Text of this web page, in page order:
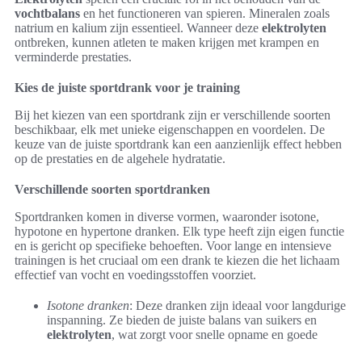
vochtbalans en het functioneren van spieren. Mineralen zoals
natrium en kalium zijn essentieel. Wanneer deze elektrolyten
ontbreken, kunnen atleten te maken krijgen met krampen en
verminderde prestaties.
Kies de juiste sportdrank voor je training
Bij het kiezen van een sportdrank zijn er verschillende soorten
beschikbaar, elk met unieke eigenschappen en voordelen. De
keuze van de juiste sportdrank kan een aanzienlijk effect hebben
op de prestaties en de algehele hydratatie.
Verschillende soorten sportdranken
Sportdranken komen in diverse vormen, waaronder isotone,
hypotone en hypertone dranken. Elk type heeft zijn eigen functie
en is gericht op specifieke behoeften. Voor lange en intensieve
trainingen is het cruciaal om een drank te kiezen die het lichaam
effectief van vocht en voedingsstoffen voorziet.
Isotone dranken: Deze dranken zijn ideaal voor langdurige
inspanning. Ze bieden de juiste balans van suikers en
elektrolyten, wat zorgt voor snelle opname en goede